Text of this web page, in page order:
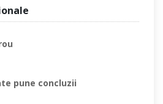
pune concluzii